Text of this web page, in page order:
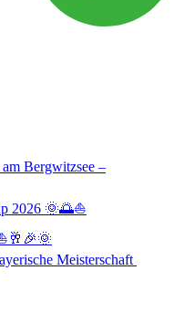
Bergwitzsee –
2026 🌞🌅⛵
Meisterschaft